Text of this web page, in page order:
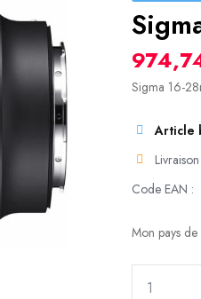
Sigma 16-
Article
Code EAN :
Mon pays de